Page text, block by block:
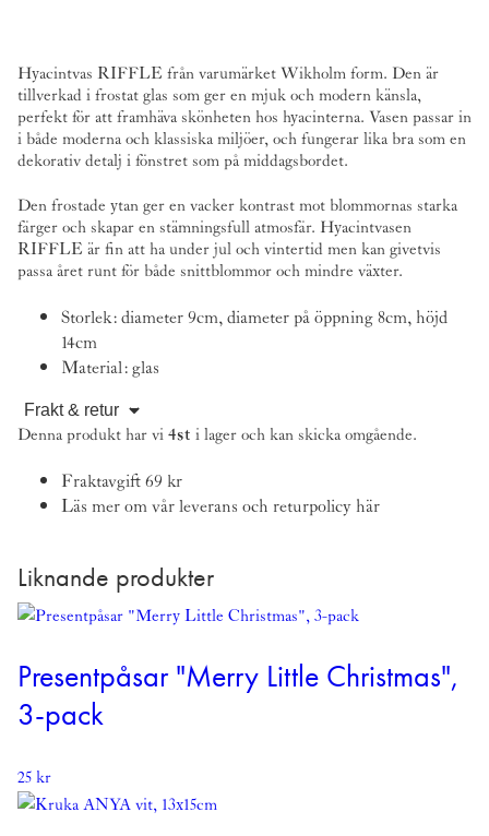
Hyacintvas RIFFLE från varumärketWikholm form. Den är
tillverkad i frostat glas som ger en mjuk och modern känsla,
perfekt för att framhäva skönheten hos hyacinterna. Vasen passar in
i både moderna och klassiska miljöer, och fungerar lika bra som en
dekorativ detalj i fönstret som på middagsbordet.
Den frostade ytan ger en vacker kontrast mot blommornas starka
färger och skapar en stämningsfull atmosfär. Hyacintvasen
RIFFLE är fin att ha under jul och vintertid men kan givetvis
passa året runt för både snittblommor och mindre växter.
Storlek: diameter 9cm, diameter på öppning 8cm, höjd
14cm
Material: glas
Frakt & retur
Denna produkt har vi4st i lager och kan skicka omgående.
Fraktavgift 69 kr
Läs mer om vår leverans och returpolicyhär
Liknande produkter
Presentpåsar "Merry Little Christmas",
3-pack
25kr